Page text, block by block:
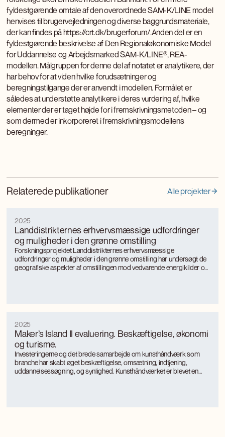
fyldestgørende omtale af den overordnede SAM-K/LINE model
henvises til brugervejledningen og diverse baggrundsmateriale,
der kan findes på https://crt.dk/brugerforum/.Anden del er en
fyldestgørende beskrivelse af Den Regionaløkonomiske Model
for Uddannelse og Arbejdsmarked SAM-K/LINE®, REA-
modellen. Målgruppen for denne del af notatet er analytikere, der
har behov for at viden hvilke forudsætninger og
beregningstilgange der er anvendt i modellen. Formålet er
således at understøtte analytikere i deres vurdering af, hvilke
elementer der er taget højde for i fremskrivningsmetoden – og
som dermed er inkorporeret i fremskrivningsmodellens
beregninger.
Relaterede publikationer Alle projekter
Landdistrikternes erhvervsmæssige udfordringer
og muligheder i den grønne omstilling
2025
Forskningsprojektet Landdistrikternes erhvervsmæssige
udfordringer og muligheder i den grønne omstilling har undersøgt de
geografiske aspekter af omstillingen mod vedvarende energikilder og
Maker’s Island II evaluering. Beskæftigelse, økonomi
og turisme.
2025
Investeringerne og det brede samarbejde om kunsthåndværk som
branche har skabt øget beskæftigelse, omsætning, indtjening,
uddannelsessøgning, og synlighed. Kunsthåndværket er blevet en